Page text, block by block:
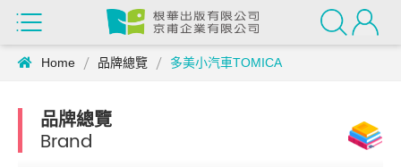
Home 品牌總覽 多美小汽車TOMICA
品牌總覽
Brand